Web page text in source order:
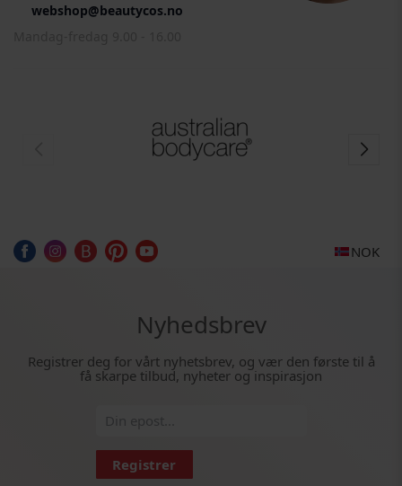
webshop@beautycos.no
NOK
Nyhedsbrev
Registrer deg for vårt nyhetsbrev, og vær den første til å
få skarpe tilbud, nyheter og inspirasjon
Registrer